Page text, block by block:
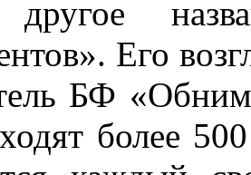
другое
Его
БФ
более